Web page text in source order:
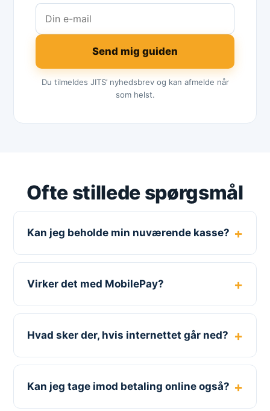
Send mig guiden
Du tilmeldes JITS’ nyhedsbrev og kan afmelde når
som helst.
Ofte stillede spørgsmål
Kan jeg beholde min nuværende kasse?
Virker det med MobilePay?
Hvad sker der, hvis internettet går ned?
Kan jeg tage imod betaling online også?